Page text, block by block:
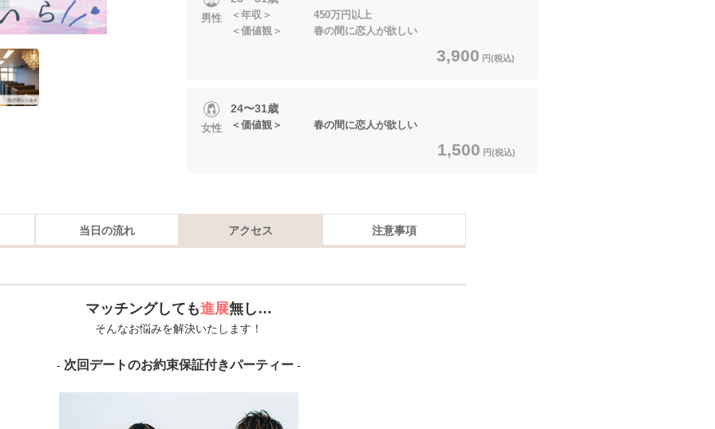
男性
＜年収＞ 450万円以上
＜価値観＞ 春の間に恋人が欲しい
3,900 円(税込)
女性
24〜31歳
＜価値観＞ 春の間に恋人が欲しい
1,500 円(税込)
当日の流れ アクセス 注意事項
マッチングしても進展無し…
そんなお悩みを解決いたします！
- 次回デートのお約束保証付きパーティー -